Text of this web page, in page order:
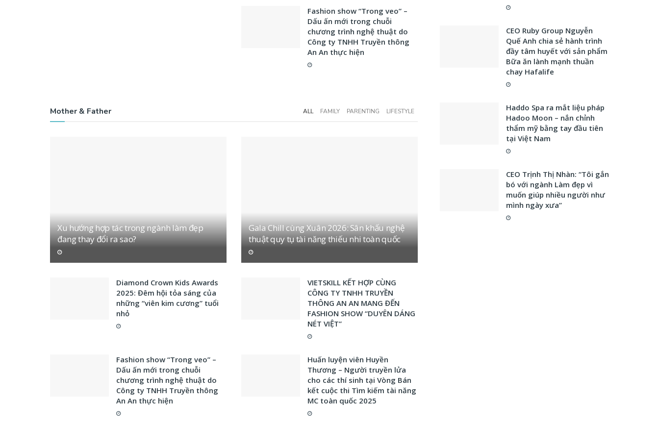
Fashion show “Trong veo” –
Dấu ấn mới trong chuỗi
chương trình nghệ thuật do
Công ty TNHH Truyền thông
An An thực hiện
Mother & Father ALL FAMILY PARENTING LIFESTYLE
Xu hướng hợp tác trong ngành làm đẹp
đang thay đổi ra sao?
Gala Chill cùng Xuân 2026: Sân khấu nghệ
thuật quy tụ tài năng thiếu nhi toàn quốc
Diamond Crown Kids Awards
2025: Đêm hội tỏa sáng của
những “viên kim cương” tuổi
nhỏ
VIETSKILL KẾT HỢP CÙNG
CÔNG TY TNHH TRUYỀN
THÔNG AN AN MANG ĐẾN
FASHION SHOW “DUYÊN DÁNG
NÉT VIỆT”
Fashion show “Trong veo” –
Dấu ấn mới trong chuỗi
chương trình nghệ thuật do
Công ty TNHH Truyền thông
An An thực hiện
Huấn luyện viên Huyền
Thương – Người truyền lửa
cho các thí sinh tại Vòng Bán
kết cuộc thi Tìm kiếm tài năng
MC toàn quốc 2025
CEO Ruby Group Nguyễn
Quế Anh chia sẻ hành trình
đầy tâm huyết với sản phẩm
Bữa ăn lành mạnh thuần
chay Hafalife
Haddo Spa ra mắt liệu pháp
Hadoo Moon – nắn chỉnh
thẩm mỹ bằng tay đầu tiên
tại Việt Nam
CEO Trịnh Thị Nhàn: “Tôi gắn
bó với ngành Làm đẹp vì
muốn giúp nhiều người như
mình ngày xưa”